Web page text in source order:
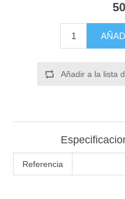
Añadir a la lista
Referencia